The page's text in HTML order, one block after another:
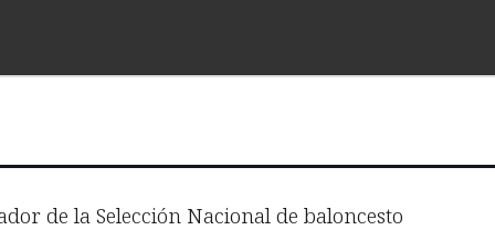
de la Selección Nacional de baloncesto